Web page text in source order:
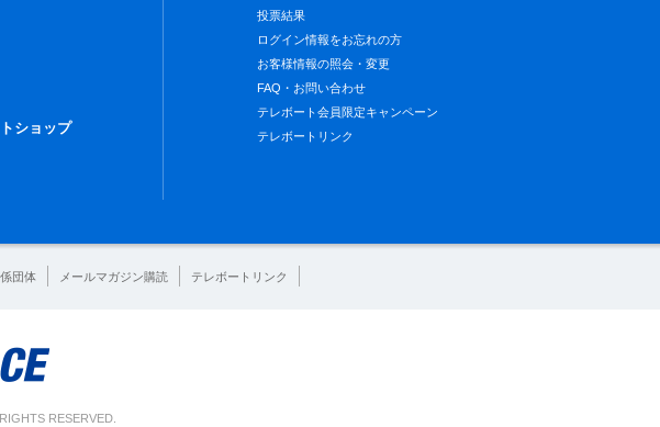
ショップ
投票結果
ログイン情報をお忘れの方
お客様情報の照会・変更
FAQ・お問い合わせ
テレボート会員限定キャンペーン
テレボートリンク
団体 メールマガジン購読 テレボートリンク
RESERVED.